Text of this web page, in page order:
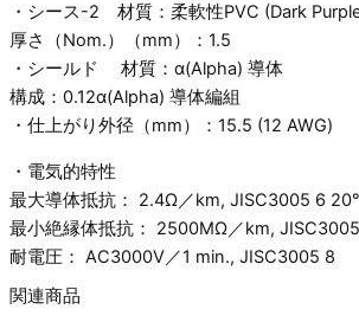
・シース-2 材質：柔軟性PVC (Dark
厚さ（Nom.）（mm）：1.5
・シールド 材質：α(Alpha) 導体
構成：0.12α(Alpha) 導体編組
・仕上がり外径（mm）：15.5 (12 AWG)
・電気的特性
最大導体抵抗： 2.4Ω／km, JISC3005 6
最小絶縁体抵抗： 2500MΩ／km,
耐電圧： AC3000V／1 min., JISC3005 8
関連商品